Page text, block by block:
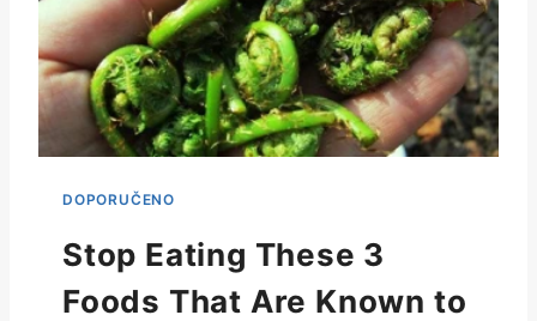
Stop Eating These 3
Foods That Are Known to